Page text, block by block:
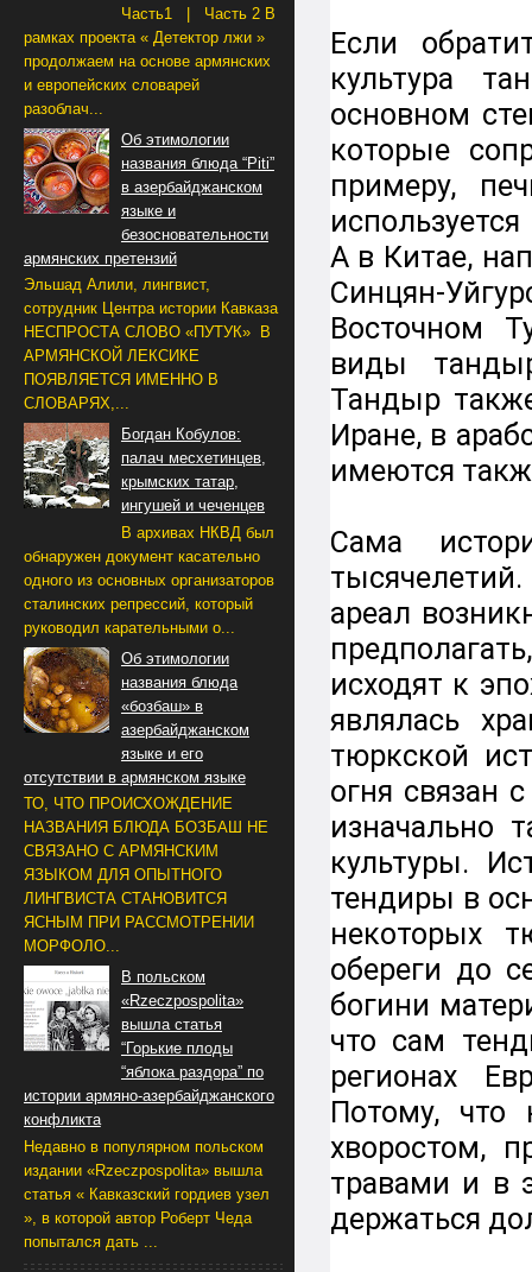
Если
культура
основном
которые
примеру,
А в Китае,
Синцян-
Восточном
виды
Тандыр
Иране, в
имеются
Сама
ареал
исходят к
являлась
тюркской
огня связан
изначально
культуры.
тендиры в
некоторых
обереги до
богини
что сам
регионах
Потому, что
хворостом,
травами и в
держаться
Часть1 | Часть 2 В
рамках проекта « Детектор лжи »
продолжаем на основе армянских
и европейских словарей
разоблач...
Об этимологии
названия блюда “Piti”
в азербайджанском
языке и
безосновательности
армянских претензий
Эльшад Алили, лингвист,
сотрудник Центра истории Кавказа
НЕСПРОСТА СЛОВО «ПУТУК» В
АРМЯНСКОЙ ЛЕКСИКЕ
ПОЯВЛЯЕТСЯ ИМЕННО В
СЛОВАРЯХ,...
Богдан Кобулов:
палач месхетинцев,
крымских татар,
ингушей и чеченцев
В архивах НКВД был
обнаружен документ касательно
одного из основных организаторов
сталинских репрессий, который
руководил карательными о...
Об этимологии
названия блюда
«бозбаш» в
азербайджанском
языке и его
отсутствии в армянском языке
ТО, ЧТО ПРОИСХОЖДЕНИЕ
НАЗВАНИЯ БЛЮДА БОЗБАШ НЕ
СВЯЗАНО С АРМЯНСКИМ
ЯЗЫКОМ ДЛЯ ОПЫТНОГО
ЛИНГВИСТА СТАНОВИТСЯ
ЯСНЫМ ПРИ РАССМОТРЕНИИ
МОРФОЛО...
В польском
«Rzeczpospolita»
вышла статья
“Горькие плоды
“яблока раздора” по
истории армяно-азербайджанского
конфликта
Недавно в популярном польском
издании «Rzeczpospolita» вышла
статья « Кавказский гордиев узел
», в которой автор Роберт Чеда
попытался дать ...